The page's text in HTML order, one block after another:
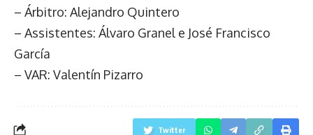
– Árbitro: Alejandro Quintero
– Assistentes: Álvaro Granel e José Francisco
García
– VAR: Valentín Pizarro
Twitter